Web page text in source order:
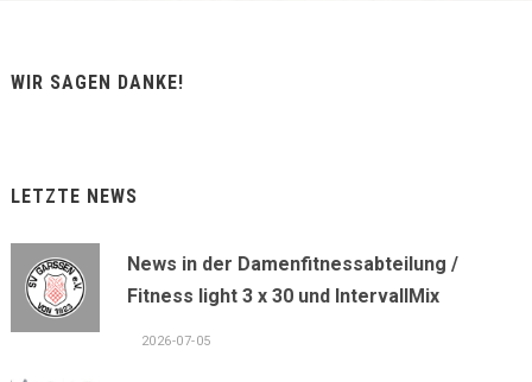
WIR SAGEN DANKE!
LETZTE NEWS
News in der Damenfitnessabteilung /
Fitness light 3 x 30 und IntervallMix
2026-07-05